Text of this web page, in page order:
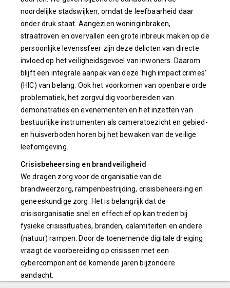
noordelijke stadswijken, omdat de leefbaarheid daar
onder druk staat. Aangezien woninginbraken,
straatroven en overvallen een grote inbreuk maken op de
persoonlijke levenssfeer zijn deze delicten van directe
invloed op het veiligheidsgevoel van inwoners. Daarom
blijft een integrale aanpak van deze ‘high impact crimes’
(HIC) van belang. Ook het voorkomen van openbare orde
problematiek, het zorgvuldig voorbereiden van
demonstraties en evenementen en het inzetten van
bestuurlijke instrumenten als cameratoezicht en gebied-
en huisverboden horen bij het bewaken van de veilige
leefomgeving.
Crisisbeheersing en brandveiligheid
We dragen zorg voor de organisatie van de
brandweerzorg, rampenbestrijding, crisisbeheersing en
geneeskundige zorg. Het is belangrijk dat de
crisisorganisatie snel en effectief op kan treden bij
fysieke crisissituaties, branden, calamiteiten en andere
(natuur) rampen. Door de toenemende digitale dreiging
vraagt de voorbereiding op crisissen met een
cybercomponent de komende jaren bijzondere
aandacht.